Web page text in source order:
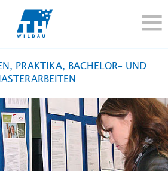
TH-
TRANSFER
PRAKTIKA, BACHELOR- UND